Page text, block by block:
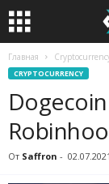
Главная
CRYPTOCURRENCY
От Saffron - 02.07.2021